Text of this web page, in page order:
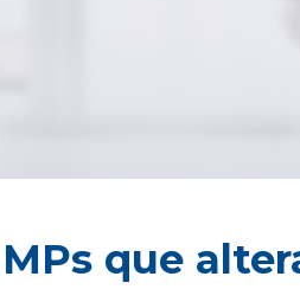
que